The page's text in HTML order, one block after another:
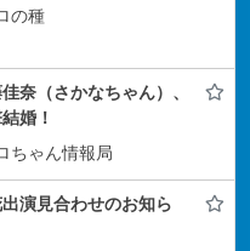
の種
奈（さかなちゃん）、
婚！
ちゃん情報局
出演見合わせのお知ら